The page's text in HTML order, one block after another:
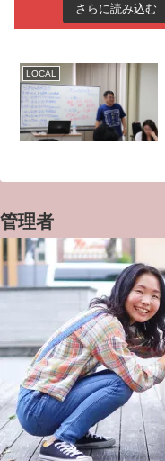
さらに読み込む
LOCAL
管理者